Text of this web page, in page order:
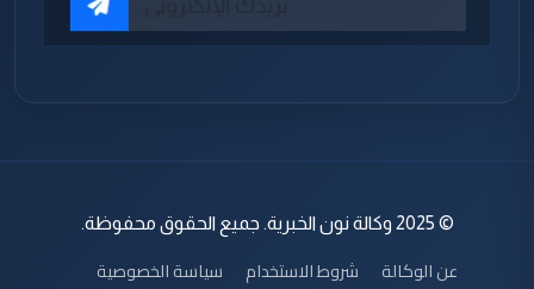
© 2025 وكالة نون الخبرية. جميع الحقوق محفوظة.
عن الوكالة شروط الاستخدام
سياسة الخصوصية